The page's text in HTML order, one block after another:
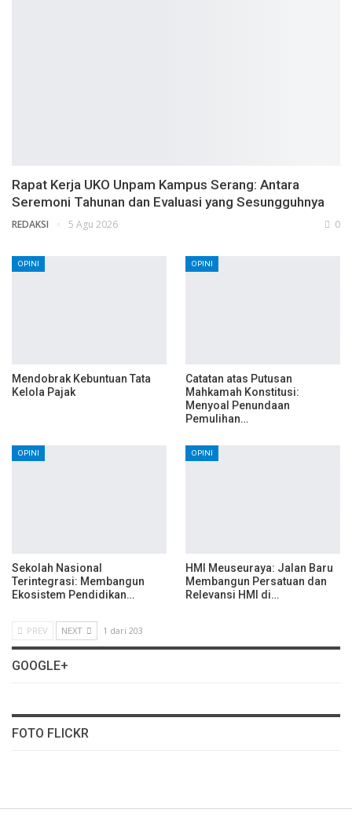
Rapat Kerja UKO Unpam Kampus Serang: Antara
Seremoni Tahunan dan Evaluasi yang Sesungguhnya
REDAKSI 5 Agu 2026 0
OPINI
Mendobrak Kebuntuan Tata
Kelola Pajak
OPINI
Catatan atas Putusan
Mahkamah Konstitusi:
Menyoal Penundaan
Pemulihan…
OPINI
Sekolah Nasional
Terintegrasi: Membangun
Ekosistem Pendidikan…
OPINI
HMI Meuseuraya: Jalan Baru
Membangun Persatuan dan
Relevansi HMI di…
PREV NEXT 1 dari 203
GOOGLE+
FOTO FLICKR